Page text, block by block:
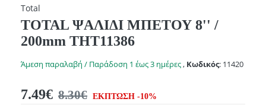
Total
TOTAL ΨΑΛΙΔΙ ΜΠΕΤΟΥ 8'' /
200mm THT11386
Άμεση παραλαβή / Παράδοση 1 έως 3 ημέρες , Κωδικός: 11420
7.49€ 8.30€ ΕΚΠΤΩΣΗ -10%